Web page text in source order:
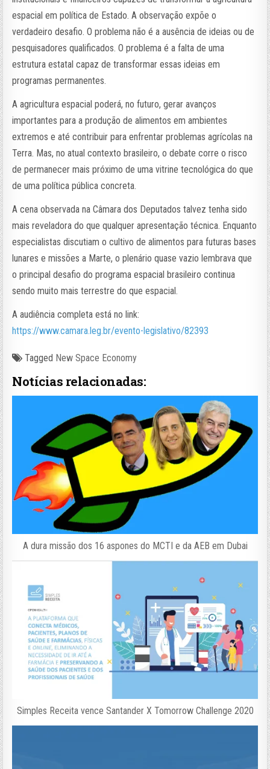
espacial em política de Estado. A observação expõe o
verdadeiro desafio. O problema não é a ausência de ideias ou de
pesquisadores qualificados. O problema é a falta de uma
estrutura estatal capaz de transformar essas ideias em
programas permanentes.
A agricultura espacial poderá, no futuro, gerar avanços
importantes para a produção de alimentos em ambientes
extremos e até contribuir para enfrentar problemas agrícolas na
Terra. Mas, no atual contexto brasileiro, o debate corre o risco
de permanecer mais próximo de uma vitrine tecnológica do que
de uma política pública concreta.
A cena observada na Câmara dos Deputados talvez tenha sido
mais reveladora do que qualquer apresentação técnica. Enquanto
especialistas discutiam o cultivo de alimentos para futuras bases
lunares e missões a Marte, o plenário quase vazio lembrava que
o principal desafio do programa espacial brasileiro continua
sendo muito mais terrestre do que espacial.
A audiência completa está no link:
https://www.camara.leg.br/evento-legislativo/82393
Tagged New Space Economy
Notícias relacionadas:
A dura missão dos 16 aspones do MCTI e da AEB em Dubai
Simples Receita vence Santander X Tomorrow Challenge 2020